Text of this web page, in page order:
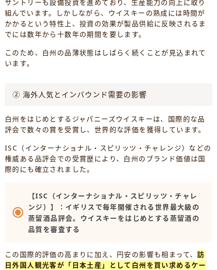
サントリーも設備投資を進めており、生産能力の向上に取り
組んでいます。しかしながら、ウイスキーの熟成には時間が
かかるという特性上、投資の効果が製品供給に反映されるま
でには数年から十数年の期間を要します。
このため、白州の品薄状態はしばらく続くことが見込まれて
います。
② 海外人気とインバウンド需要の影響
白州をはじめとするジャパニーズウイスキーは、国際的な品
評会で数々の賞を受賞し、世界的な評価を獲得しています。
ISC（インターナショナル・スピリッツ・チャレンジ）などの
権威ある品評会での受賞歴により、白州のブランド価値は国
際的にも確立されました。
【ISC（インターナショナル・スピリッツ・チャレ
ンジ）】：イギリスで毎年開催される世界最大級の
蒸留酒品評会。ウイスキーをはじめとする蒸留酒の
品質を審査する
この国際的評価の高まりに加え、円安の影響も相まって、訪
日外国人観光客が「日本土産」として白州を買い求めるケー